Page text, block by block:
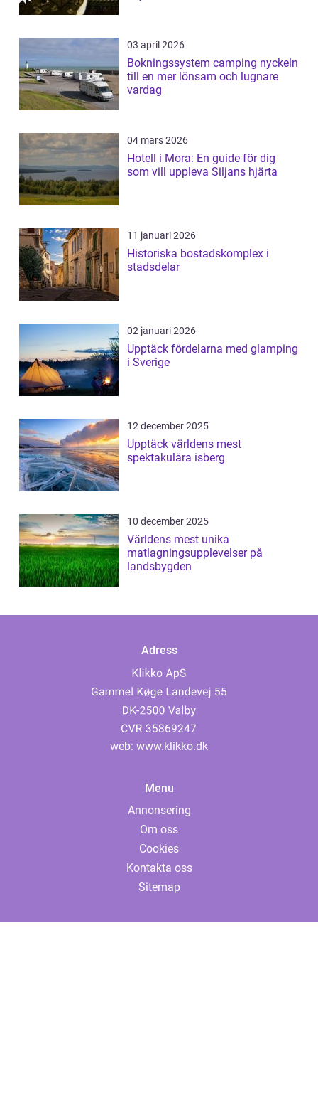
03 april 2026
Bokningssystem camping nyckeln
till en mer lönsam och lugnare
vardag
04 mars 2026
Hotell i Mora: En guide för dig
som vill uppleva Siljans hjärta
11 januari 2026
Historiska bostadskomplex i
stadsdelar
02 januari 2026
Upptäck fördelarna med glamping
i Sverige
12 december 2025
Upptäck världens mest
spektakulära isberg
10 december 2025
Världens mest unika
matlagningsupplevelser på
landsbygden
Adress
web: www.klikko.dk
Menu
Annonsering
Om oss
Cookies
Kontakta oss
Sitemap